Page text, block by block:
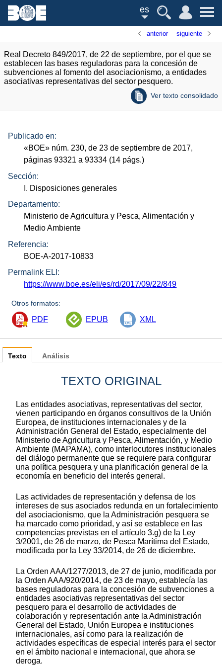
es
anterior siguiente
Real Decreto 849/2017, de 22 de septiembre, por el que se
establecen las bases reguladoras para la concesión de
subvenciones al fomento del asociacionismo, a entidades
asociativas representativas del sector pesquero.
Ver texto consolidado
Publicado en:
«BOE» núm. 230, de 23 de septiembre de 2017,
páginas 93321 a 93334 (14 págs.)
Sección:
I. Disposiciones generales
Departamento:
Ministerio de Agricultura y Pesca, Alimentación y
Medio Ambiente
Referencia:
BOE-A-2017-10833
Permalink ELI:
https://www.boe.es/eli/es/rd/2017/09/22/849
Otros formatos:
PDF EPUB XML
Texto
TEXTO ORIGINAL
Las entidades asociativas, representativas del sector,
vienen participando en órganos consultivos de la Unión
Europea, de instituciones internacionales y de la
Administración General del Estado, especialmente del
Ministerio de Agricultura y Pesca, Alimentación, y Medio
Ambiente (MAPAMA), como interlocutores institucionales
del diálogo permanente que se requiere para configurar
una política pesquera y una planificación general de la
economía en beneficio del interés general.
Las actividades de representación y defensa de los
intereses de sus asociados redunda en un fortalecimiento
del asociacionismo, que la Administración pesquera se
ha marcado como prioridad, y así se establece en las
competencias previstas en el artículo 3.g) de la Ley
3/2001, de 26 de marzo, de Pesca Marítima del Estado,
modificada por la Ley 33/2014, de 26 de diciembre.
La Orden AAA/1277/2013, de 27 de junio, modificada por
la Orden AAA/920/2014, de 23 de mayo, establecía las
bases reguladoras para la concesión de subvenciones a
entidades asociativas representativas del sector
pesquero para el desarrollo de actividades de
colaboración y representación ante la Administración
General del Estado, Unión Europea e instituciones
internacionales, así como para la realización de
actividades específicas de especial interés para el sector
en el ámbito nacional e internacional, que ahora se
deroga.
Análisis